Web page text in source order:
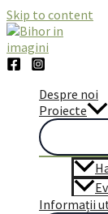
Skip to content
Despre noi
Proiecte
Informații